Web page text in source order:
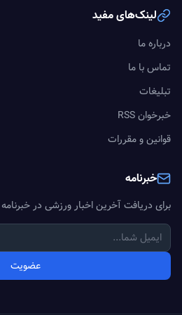
لینک‌های مفید
درباره ما
تماس با ما
تبلیغات
خبرخوان RSS
قوانین و مقررات
خبرنامه
برای دریافت آخرین اخبار ورزشی در
عضویت